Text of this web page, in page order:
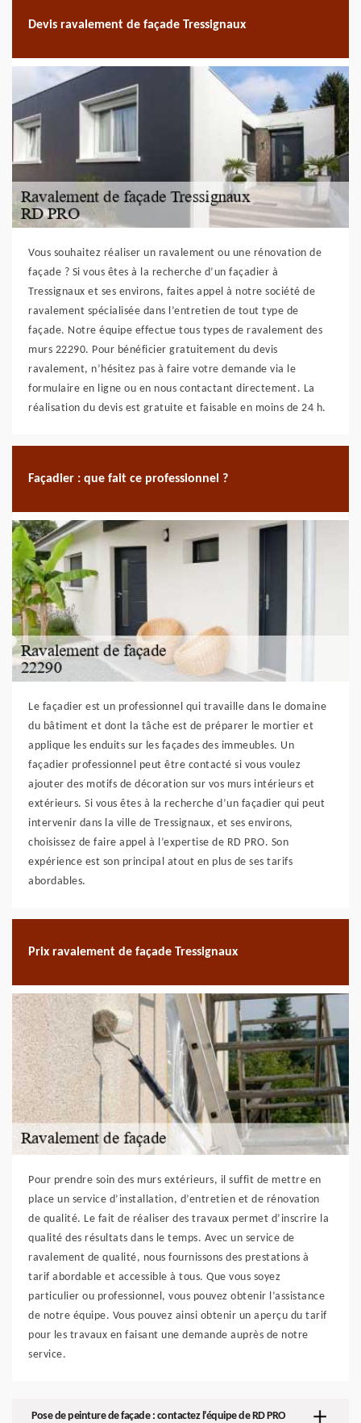
Devis ravalement de façade Tressignaux
Vous souhaitez réaliser un ravalement ou une rénovation de
façade ? Si vous êtes à la recherche d’un façadier à
Tressignaux et ses environs, faites appel à notre société de
ravalement spécialisée dans l’entretien de tout type de
façade. Notre équipe effectue tous types de ravalement des
murs 22290. Pour bénéficier gratuitement du devis
ravalement, n’hésitez pas à faire votre demande via le
formulaire en ligne ou en nous contactant directement. La
réalisation du devis est gratuite et faisable en moins de 24 h.
Façadier : que fait ce professionnel ?
Le façadier est un professionnel qui travaille dans le domaine
du bâtiment et dont la tâche est de préparer le mortier et
applique les enduits sur les façades des immeubles. Un
façadier professionnel peut être contacté si vous voulez
ajouter des motifs de décoration sur vos murs intérieurs et
extérieurs. Si vous êtes à la recherche d’un façadier qui peut
intervenir dans la ville de Tressignaux, et ses environs,
choisissez de faire appel à l’expertise de RD PRO. Son
expérience est son principal atout en plus de ses tarifs
abordables.
Prix ravalement de façade Tressignaux
Pour prendre soin des murs extérieurs, il suffit de mettre en
place un service d’installation, d’entretien et de rénovation
de qualité. Le fait de réaliser des travaux permet d’inscrire la
qualité des résultats dans le temps. Avec un service de
ravalement de qualité, nous fournissons des prestations à
tarif abordable et accessible à tous. Que vous soyez
particulier ou professionnel, vous pouvez obtenir l’assistance
de notre équipe. Vous pouvez ainsi obtenir un aperçu du tarif
pour les travaux en faisant une demande auprès de notre
service.
Pose de peinture de façade : contactez l’équipe de RD PRO